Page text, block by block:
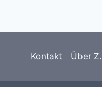
Kontakt Über